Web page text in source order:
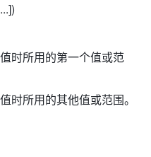
时所用的第一个值或范